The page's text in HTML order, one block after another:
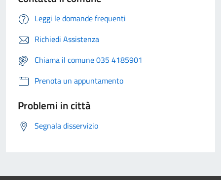
Leggi le domande frequenti
Richiedi Assistenza
Chiama il comune 035 4185901
Prenota un appuntamento
Problemi in città
Segnala disservizio